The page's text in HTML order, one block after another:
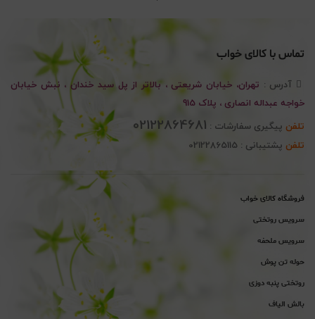
2.897.000 تومان
تماس با کالای خواب
آدرس : تهران، خیابان شریعتی ، بالاتر از پل سید خندان ، نبش خیابان
خواجه عبداله انصاری ، پلاک 915
تلفن پیگیری سفارشات : 02122864681
تلفن پشتیبانی : 02122865115
فروشگاه کالای خواب
سرویس روتختی
سرویس ملحفه
حوله تن پوش
روتختی پنبه دوزی
بالش الیاف